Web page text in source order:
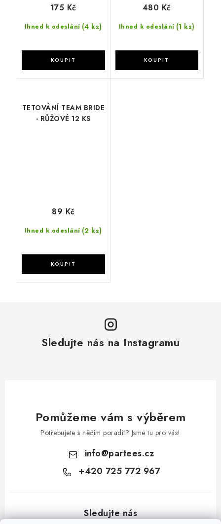
Ihned k odeslání (4 ks)
175 Kč
Ihned k odeslání (1 ks)
480 Kč
TETOVÁNÍ TEAM BRIDE
- RŮŽOVÉ 12 KS
Ihned k odeslání (2 ks)
89 Kč
Sledujte nás na Instagramu
Pomůžeme vám s výběrem
Potřebujete s něčím poradit? Jsme tu pro vás!
info@partees.cz
+420 725 772 967